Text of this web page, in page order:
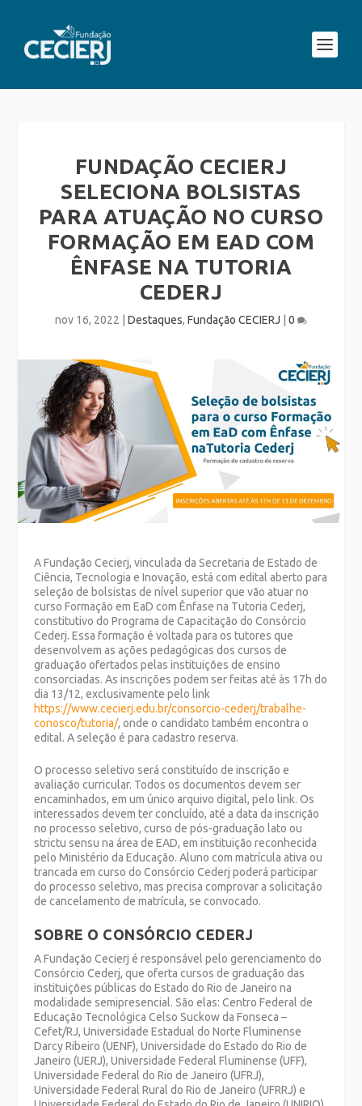
FUNDAÇÃO CECIERJ
SELECIONA BOLSISTAS
PARA ATUAÇÃO NO CURSO
FORMAÇÃO EM EAD COM
ÊNFASE NA TUTORIA
CEDERJ
nov 16, 2022 Destaques, Fundação CECIERJ 0
A Fundação Cecierj, vinculada da Secretaria de Estado de
Ciência, Tecnologia e Inovação, está com edital aberto para
seleção de bolsistas de nível superior que vão atuar no
curso Formação em EaD com Ênfase na Tutoria Cederj,
constitutivo do Programa de Capacitação do Consórcio
Cederj. Essa formação é voltada para os tutores que
desenvolvem as ações pedagógicas dos cursos de
graduação ofertados pelas instituições de ensino
consorciadas. As inscrições podem ser feitas até às 17h do
dia 13/12, exclusivamente pelo link
https://www.cecierj.edu.br/consorcio-cederj/trabalhe-
conosco/tutoria/, onde o candidato também encontra o
edital. A seleção é para cadastro reserva.
O processo seletivo será constituído de inscrição e
avaliação curricular. Todos os documentos devem ser
encaminhados, em um único arquivo digital, pelo link. Os
interessados devem ter concluído, até a data da inscrição
no processo seletivo, curso de pós-graduação lato ou
strictu sensu na área de EAD, em instituição reconhecida
pelo Ministério da Educação. Aluno com matrícula ativa ou
trancada em curso do Consórcio Cederj poderá participar
do processo seletivo, mas precisa comprovar a solicitação
de cancelamento de matrícula, se convocado.
SOBRE O CONSÓRCIO CEDERJ
A Fundação Cecierj é responsável pelo gerenciamento do
Consórcio Cederj, que oferta cursos de graduação das
instituições públicas do Estado do Rio de Janeiro na
modalidade semipresencial. São elas: Centro Federal de
Educação Tecnológica Celso Suckow da Fonseca –
Cefet/RJ, Universidade Estadual do Norte Fluminense
Darcy Ribeiro (UENF), Universidade do Estado do Rio de
Janeiro (UERJ), Universidade Federal Fluminense (UFF),
Universidade Federal do Rio de Janeiro (UFRJ),
Universidade Federal Rural do Rio de Janeiro (UFRRJ) e